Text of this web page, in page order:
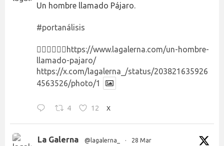
Un hombre llamado Pájaro.
#portanálisis
👉🏻👉🏻👉🏻 https://www.lagalerna.com/un-hombre-
llamado-pajaro/
https://x.com/lagalerna_/status/203821635926
4563526/photo/1
4 12 X
La Galerna @lagalerna_ · 28 Mar